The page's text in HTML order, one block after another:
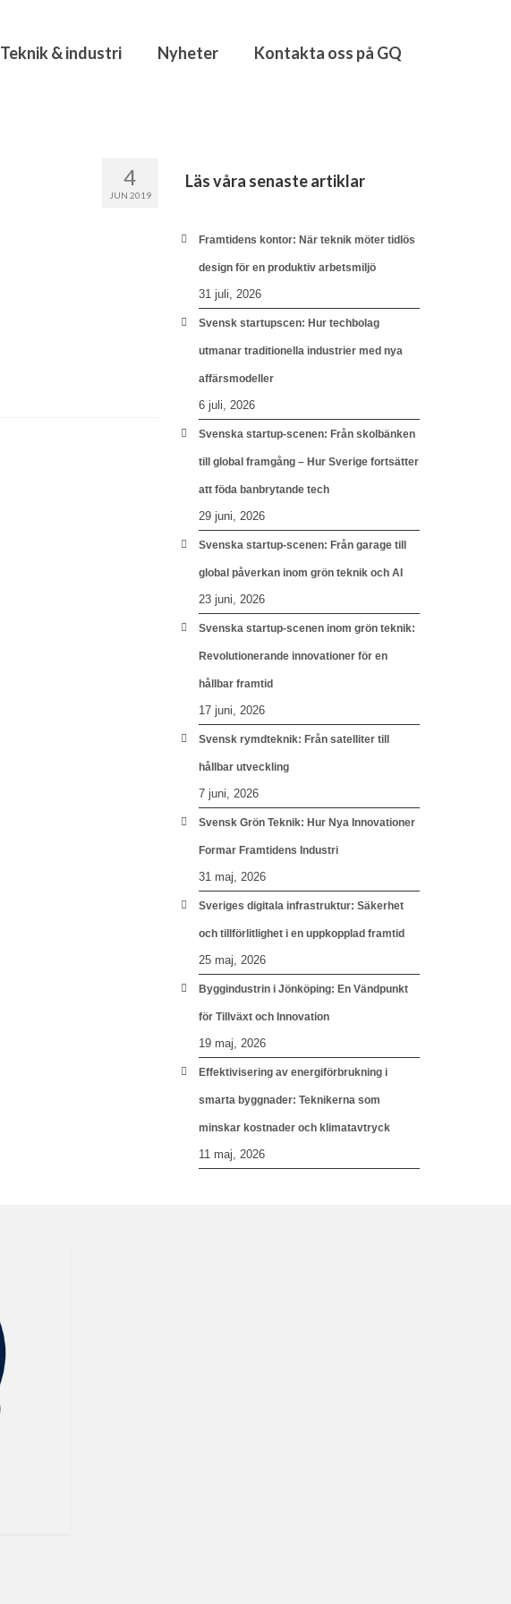
Teknik & industri Nyheter Kontakta oss på GQ
4
JUN 2019
Läs våra senaste artiklar
Framtidens kontor: När teknik möter tidlös
design för en produktiv arbetsmiljö
31 juli, 2026
Svensk startupscen: Hur techbolag
utmanar traditionella industrier med nya
affärsmodeller
6 juli, 2026
Svenska startup-scenen: Från skolbänken
till global framgång – Hur Sverige fortsätter
att föda banbrytande tech
29 juni, 2026
Svenska startup-scenen: Från garage till
global påverkan inom grön teknik och AI
23 juni, 2026
Svenska startup-scenen inom grön teknik:
Revolutionerande innovationer för en
hållbar framtid
17 juni, 2026
Svensk rymdteknik: Från satelliter till
hållbar utveckling
7 juni, 2026
Svensk Grön Teknik: Hur Nya Innovationer
Formar Framtidens Industri
31 maj, 2026
Sveriges digitala infrastruktur: Säkerhet
och tillförlitlighet i en uppkopplad framtid
25 maj, 2026
Byggindustrin i Jönköping: En Vändpunkt
för Tillväxt och Innovation
19 maj, 2026
Effektivisering av energiförbrukning i
smarta byggnader: Teknikerna som
minskar kostnader och klimatavtryck
11 maj, 2026